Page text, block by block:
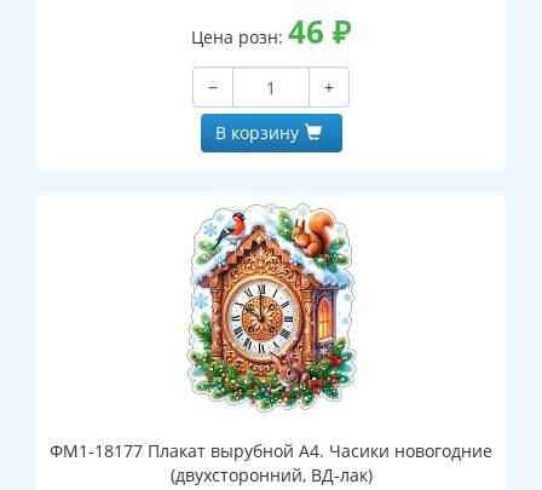
Цена розн: 46 ₽
−
+
В корзину
ФМ1-18177 Плакат вырубной А4. Часики новогодние
(двухсторонний, ВД-лак)